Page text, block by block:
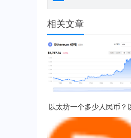
相关文章
以太坊一个多少人民币？
坊挖矿一天收益多少？